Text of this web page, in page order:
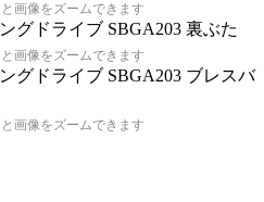
画像をズームできます
画像をズームできます
画像をズームできます